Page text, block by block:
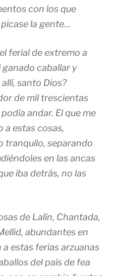
con los que
la gente…
ferial de extremo a
caballar y
santo Dios?
de mil trescientas
andar. El que me
a estas cosas,
tranquilo, separando
en las ancas
iba detrás, no las
de Lalín, Chantada,
abundantes en
estas ferias arzuanas
del país de fea